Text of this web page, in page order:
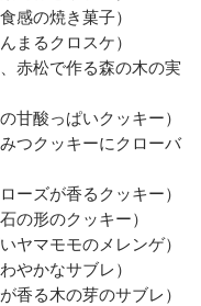
感の焼き菓子）
まるクロスケ）
赤松で作る森の木の実
甘酸っぱいクッキー）
つクッキーにクローバ
ーズが香るクッキー）
の形のクッキー）
ヤマモモのメレンゲ）
やかなサブレ）
香る木の芽のサブレ）